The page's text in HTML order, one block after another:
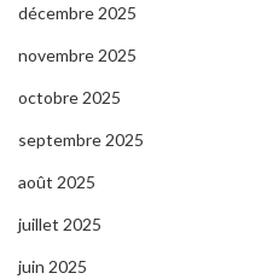
décembre 2025
novembre 2025
octobre 2025
septembre 2025
août 2025
juillet 2025
juin 2025